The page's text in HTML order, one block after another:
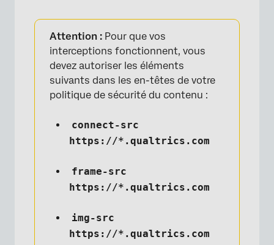
Attention : Pour que vos
interceptions fonctionnent, vous
devez autoriser les éléments
suivants dans les en-têtes de votre
politique de sécurité du contenu :
connect-src
https://*.qualtrics.com
frame-src
https://*.qualtrics.com
img-src
https://*.qualtrics.com